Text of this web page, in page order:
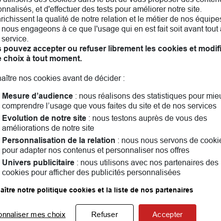
Gilles! Assurance auto, assurance habitation,
le mieux. Ensemble, nous parlerons aussi
vous pouvez consulter lesavis clients
et d'effectuer des tests pour améliorer notre site.
la qualité de notre relation et le métier de nos
nous engageons à ce que l'usage qui en est fait soit avant tout
pouvez accepter ou refuser librement les cookies et
choix à tout moment.
nos cookies avant de décider :
Mesure d’audience : nous réalisons des statistiques pour
comprendre l’usage que vous faites du site et de nos services
Evolution de notre site : nous testons auprès de vous des
améliorations de notre site
Personnalisation de la relation : nous nous servons de
pour adapter nos contenus et personnaliser nos offres
Univers publicitaire : nous utilisons avec nos partenaires des
cookies pour afficher des publicités personnalisées
notre politique cookies et la liste de nos partenaires
mes choix Refuser Accepter